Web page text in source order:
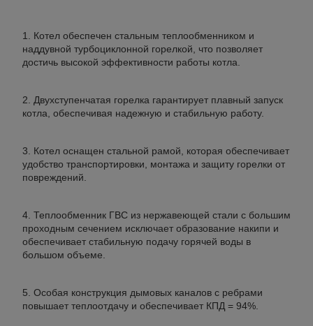
Котел обеспечен стальным теплообменником и
наддувной турбоциклонной горелкой, что позволяет
достичь высокой эффективности работы котла.
Двухступенчатая горелка гарантирует плавный запуск
котла, обеспечивая надежную и стабильную работу.
Котел оснащен стальной рамой, которая обеспечивает
удобство транспортировки, монтажа и защиту горелки от
повреждений.
Теплообменник ГВС из нержавеющей стали с большим
проходным сечением исключает образование накипи и
обеспечивает стабильную подачу горячей воды в
большом объеме.
Особая конструкция дымовых каналов с ребрами
повышает теплоотдачу и обеспечивает КПД = 94%.